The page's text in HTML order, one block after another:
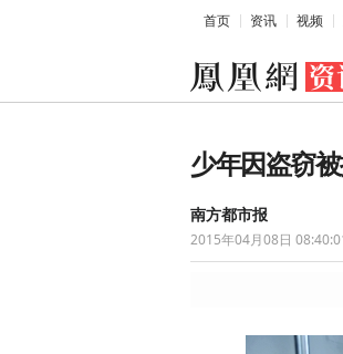
首页 资讯 视频
少年因盗窃
南方都市报
2015年04月08日